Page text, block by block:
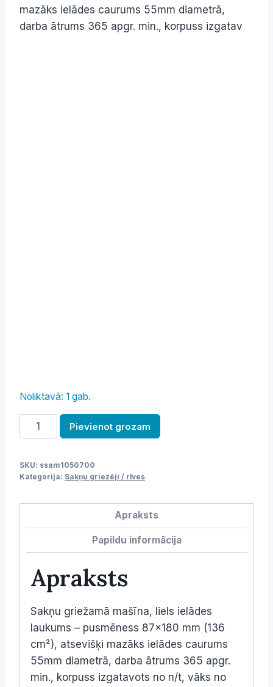
mazāks ielādes caurums 55mm diametrā,
darba ātrums 365 apgr. min., korpuss izgatav
Noliktavā: 1 gab.
Sakņu
griežamā
31,
450kg/h
daudzums
Pievienot grozam
SKU: ssam1050700
Kategorija: Sakņu griezēji / rīves
Apraksts
Papildu informācija
Apraksts
Sakņu griežamā mašīna, liels ielādes
laukums – pusmēness 87×180 mm (136
cm²), atsevišķi mazāks ielādes caurums
55mm diametrā, darba ātrums 365 apgr.
min., korpuss izgatavots no n/t, vāks no